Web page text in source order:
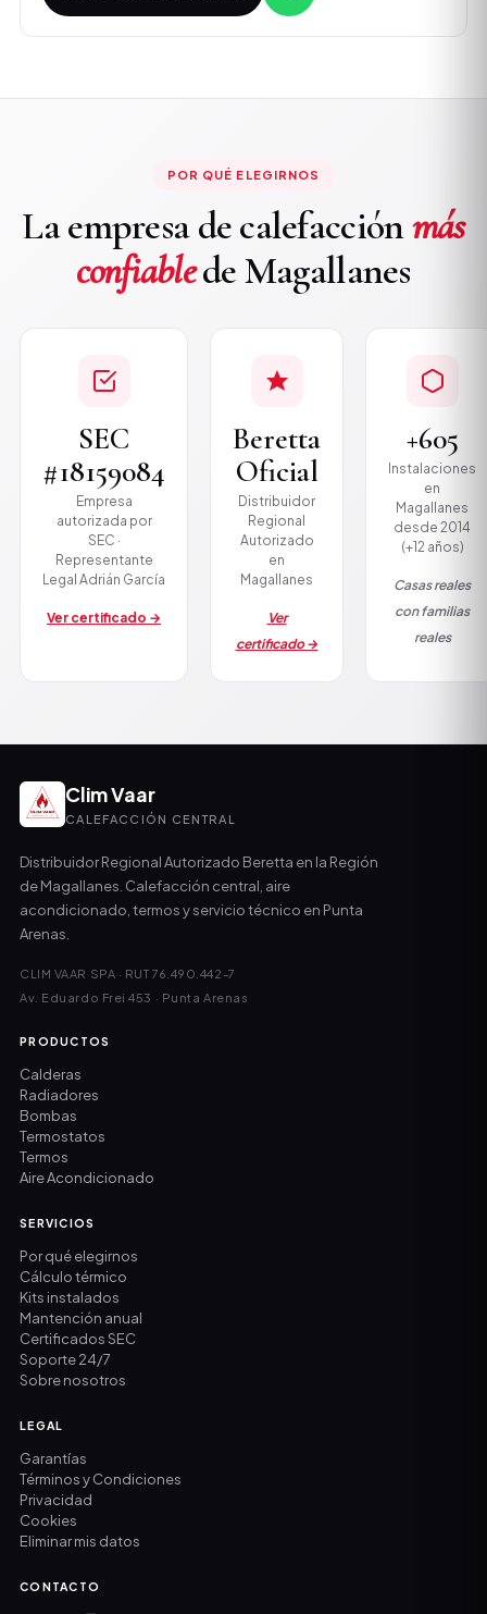
POR QUÉ ELEGIRNOS
La empresa de calefacciónmás
confiablede Magallanes
SEC
#18159084
Empresa
autorizada por
SEC ·
Representante
Legal Adrián García
Ver certificado →
Beretta
Oficial
Distribuidor
Regional
Autorizado
en
Magallanes
Ver
certificado →
+605
Instalaciones
en
Magallanes
desde 2014
(+12 años)
Casas reales
con familias
reales
Clim Vaar
CALEFACCIÓN CENTRAL
Distribuidor Regional Autorizado Beretta en la Región
de Magallanes. Calefacción central, aire
acondicionado, termos y servicio técnico en Punta
Arenas.
CLIM VAAR SPA · RUT 76.490.442-7
Av. Eduardo Frei 453 · Punta Arenas
PRODUCTOS
Calderas
Radiadores
Bombas
Termostatos
Termos
Aire Acondicionado
SERVICIOS
Por qué elegirnos
Cálculo térmico
Kits instalados
Mantención anual
Certificados SEC
Soporte 24/7
Sobre nosotros
LEGAL
Garantías
Términos y Condiciones
Privacidad
Cookies
Eliminar mis datos
CONTACTO